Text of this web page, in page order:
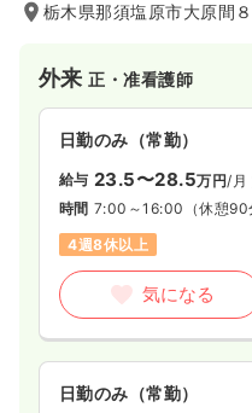
栃木県那須塩原市大原間
外来正・准看護師
日勤のみ（常勤）
給与 23.5〜28.5万円/月
時間 7:00～16:00 （休憩90
4週8休以上
気になる
日勤のみ（常勤）